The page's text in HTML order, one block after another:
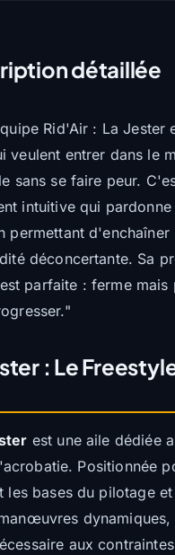
détaillée
Rid'Air : La Jester
veulent entrer dans le
sans se faire peur.
intuitive qui
permettant
déconcertante. Sa
parfaite : ferme mais
: Le
est une aile dédiée
Positionnée
les bases du pilotage
dynamiques,
aux